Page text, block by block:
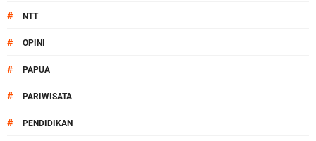
# NTT
# OPINI
# PAPUA
# PARIWISATA
# PENDIDIKAN